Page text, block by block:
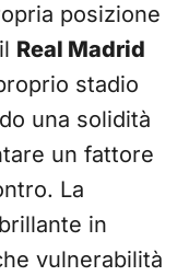
posizione
Real Madrid
stadio
una solidità
un fattore
La
in
vulnerabilità